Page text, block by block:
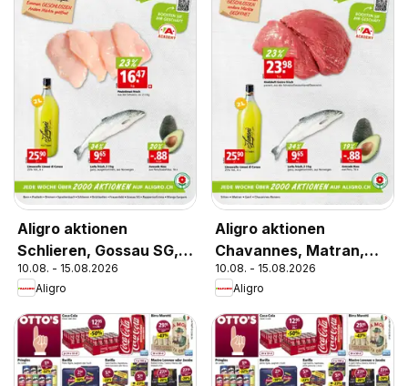
Aligro aktionen
Schlieren, Gossau SG,
Frauenfeld, Rapperswil-
Jona, Sargans, Bern
10.08. - 15.08.2026
Aligro
Aligro aktionen
Chavannes, Matran,
Genf, Sitten
10.08. - 15.08.2026
Aligro